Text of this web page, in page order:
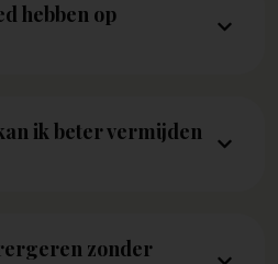
hebben op
ik beter vermijden
zonder